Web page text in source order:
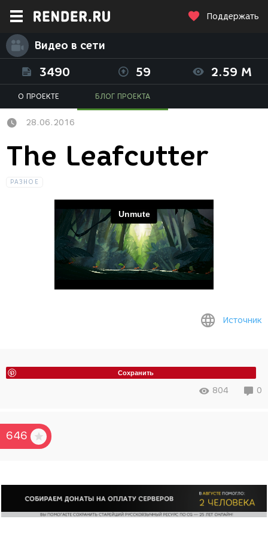
Поддержать
Видео в сети
3490 59 2.59 M
О ПРОЕКТЕ БЛОГ ПРОЕКТА
28.06.2016
The Leafcutter
РАЗНОЕ
Источник
Сохранить
804 0
646